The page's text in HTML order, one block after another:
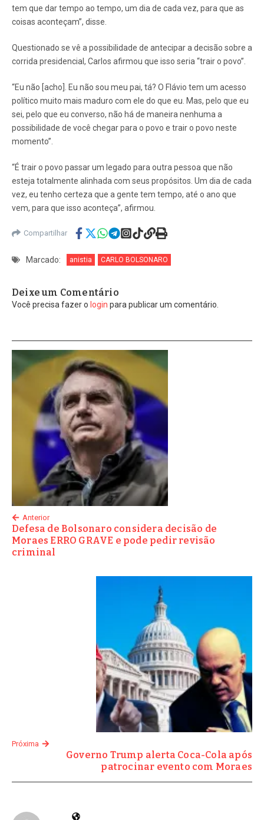
tem que dar tempo ao tempo, um dia de cada vez, para que as
coisas aconteçam”, disse.
Questionado se vê a possibilidade de antecipar a decisão sobre a
corrida presidencial, Carlos afirmou que isso seria “trair o povo”.
“Eu não [acho]. Eu não sou meu pai, tá? O Flávio tem um acesso
político muito mais maduro com ele do que eu. Mas, pelo que eu
sei, pelo que eu converso, não há de maneira nenhuma a
possibilidade de você chegar para o povo e trair o povo neste
momento”.
“É trair o povo passar um legado para outra pessoa que não
esteja totalmente alinhada com seus propósitos. Um dia de cada
vez, eu tenho certeza que a gente tem tempo, até o ano que
vem, para que isso aconteça”, afirmou.
Compartilhar
Marcado: anistia CARLO BOLSONARO
Deixe um Comentário
Você precisa fazer o login para publicar um comentário.
Anterior
Defesa de Bolsonaro considera decisão de
Moraes ERRO GRAVE e pode pedir revisão
criminal
Próxima
Governo Trump alerta Coca-Cola após
patrocinar evento com Moraes